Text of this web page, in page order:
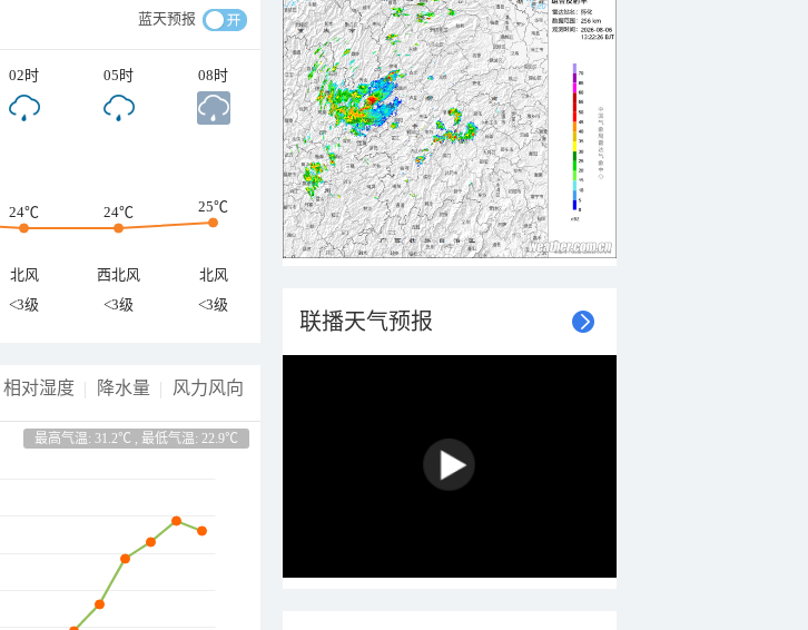
蓝天预报
02时 05时 08时
24℃ 24℃ 25℃
北风 西北风
北风
<3级 <3级 <3级
相对湿度 降水量 风力风向
最高气温: 31.2℃ , 最低气温: 22.9℃
联播天气预报